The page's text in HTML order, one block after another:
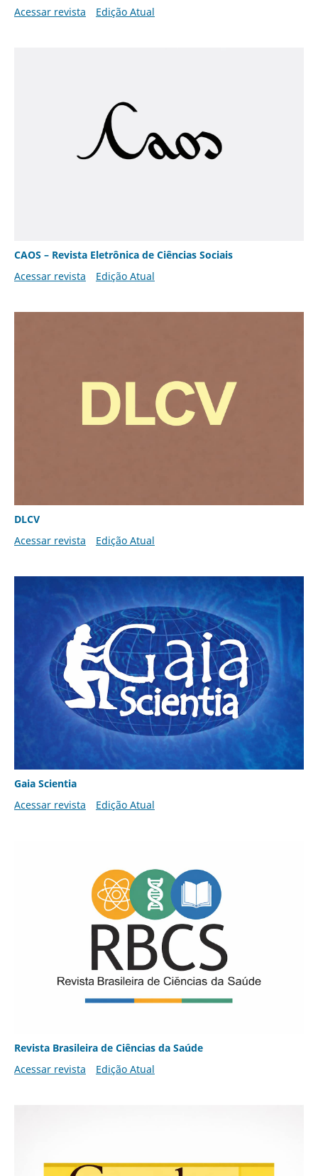
Acessar revista
Edição Atual
CAOS – Revista Eletrônica de Ciências Sociais
Acessar revista
Edição Atual
DLCV
Acessar revista
Edição Atual
Gaia Scientia
Acessar revista
Edição Atual
Revista Brasileira de Ciências da Saúde
Acessar revista
Edição Atual